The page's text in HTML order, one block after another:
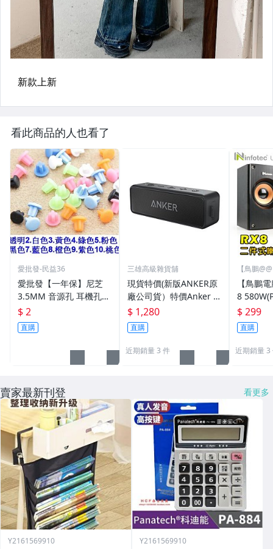
看此商品的人也看了
愛批發-民益36
愛批發【一年保】尼芝
3.5MM 音源孔 耳機孔
防水 防銹 防塵塞【十色
可選-台灣製】手機 電腦
筆電 家電 保護蓋
$ 2
直購
三雄高級雜貨舖
現貨特價(新版ANKER原
廠公司貨）特價Anker s
oundcore 2 藍芽喇叭 2
4小時續航 IPX7防水 低
音加強 可串連用雙聲道
播放 5.0
$ 1,280
直購
近期銷量 3 件
【鳥鵬
【鳥鵬
8
道 USB
S288 開
$ 299
直購
近期銷量 3
賣家最新刊登 看更多
Y2161569910 Y2161569910